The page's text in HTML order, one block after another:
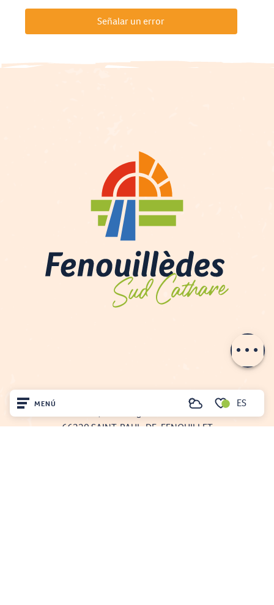
MENÚ
Voir les favoris
Buscar ES
Señalar un error
OFICINA DE TURISMO DE FENOUILLÈDES
66220 SAINT-PAUL-DE-FENOUILLET